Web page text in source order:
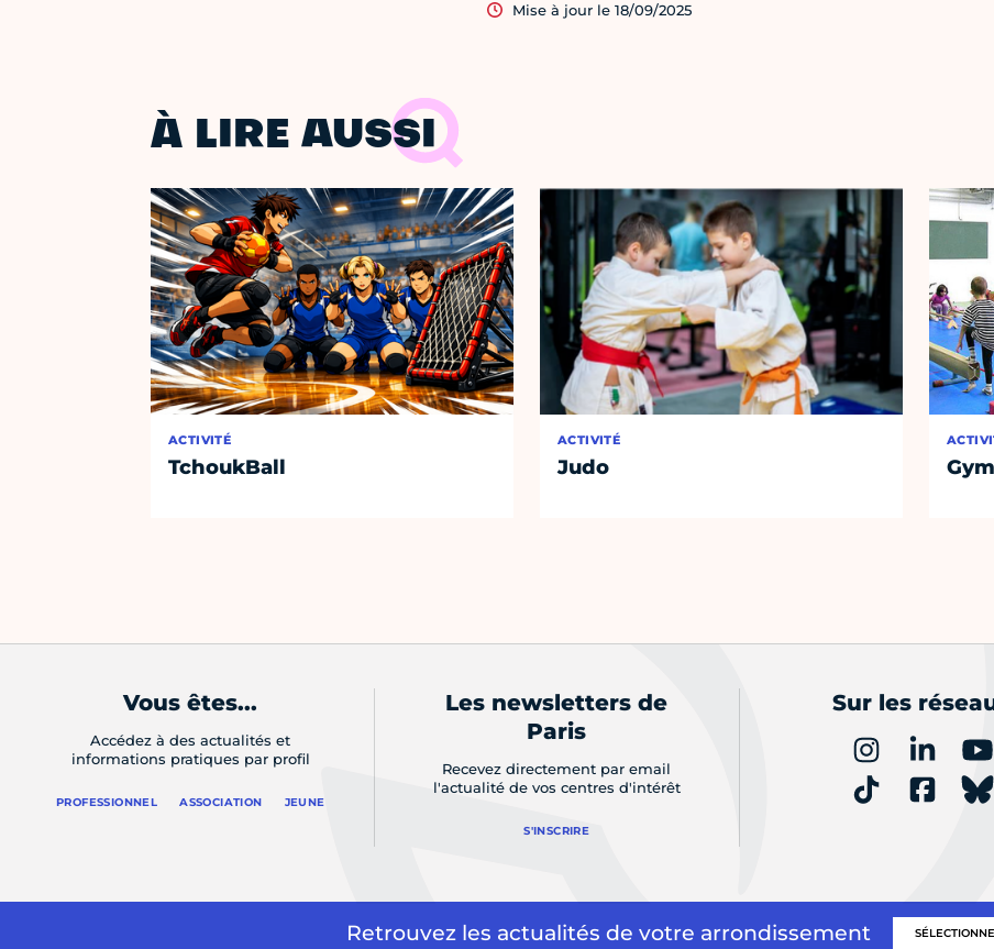
Mise à jour le 18/09/2025
À LIRE AUSSI
ACTIVITÉ
TchoukBall
ACTIVITÉ
Judo
Vous êtes...
Accédez à des actualités et
informations pratiques par profil
PROFESSIONNEL ASSOCIATION JEUNE
Les newsletters de
Paris
Recevez directement par email
l'actualité de vos centres d'intérêt
S'INSCRIRE
Sur les
Retrouvez les actualités de votre arrondissement